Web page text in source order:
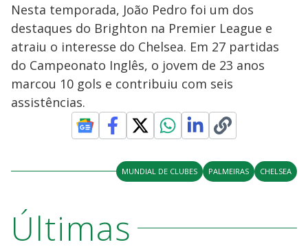
Nesta temporada, João Pedro foi um dos
destaques do Brighton na Premier League e
atraiu o interesse do Chelsea. Em 27 partidas
do Campeonato Inglês, o jovem de 23 anos
marcou 10 gols e contribuiu com seis
assistências.
MUNDIAL DE CLUBES PALMEIRAS CHELSEA
Últimas